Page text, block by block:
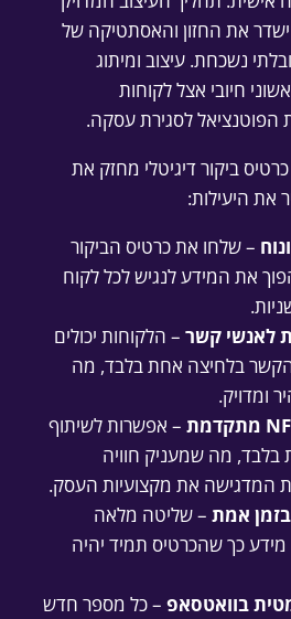
את החזון והאסתטיקה של
נשכחת. עיצוב ומיתוג
חיובי אצל לקוחות
הפוטנציאל לסגירת עסקה.
ביקור דיגיטלי מחזק את
את היעילות:
– שלחו את כרטיס הביקור
את המידע לנגיש לכל לקוח
לאנשי קשר – הלקוחות יכולים
בלחיצה אחת בלבד, מה
ומדויק.
– אפשרות לשיתוף
מה שמעניק חוויה
המדגישה את מקצועיות העסק.
בזמן אמת – שליטה מלאה
כך שהכרטיס תמיד יהיה
בוואטסאפ – כל מספר חדש